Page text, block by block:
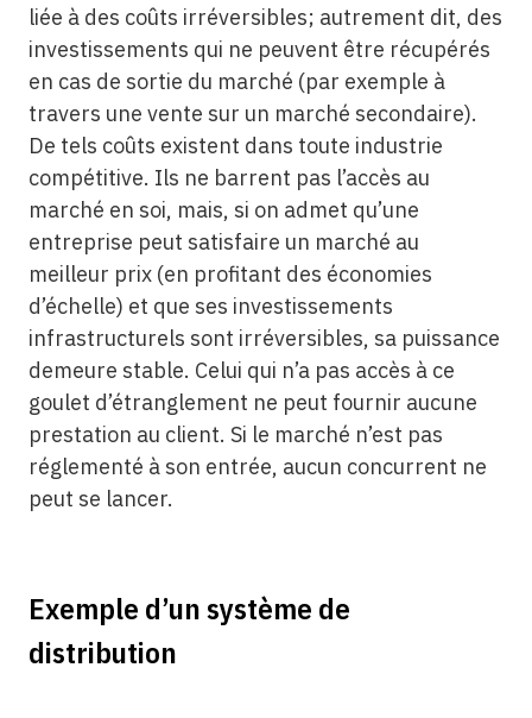
liée à des coûts irréversibles; autrement dit, des
investissements qui ne peuvent être récupérés
en cas de sortie du marché (par exemple à
travers une vente sur un marché secondaire).
De tels coûts existent dans toute industrie
compétitive. Ils ne barrent pas l’accès au
marché en soi, mais, si on admet qu’une
entreprise peut satisfaire un marché au
meilleur prix (en profitant des économies
d’échelle) et que ses investissements
infrastructurels sont irréversibles, sa puissance
demeure stable. Celui qui n’a pas accès à ce
goulet d’étranglement ne peut fournir aucune
prestation au client. Si le marché n’est pas
réglementé à son entrée, aucun concurrent ne
peut se lancer.
Exemple d’un système de
distribution